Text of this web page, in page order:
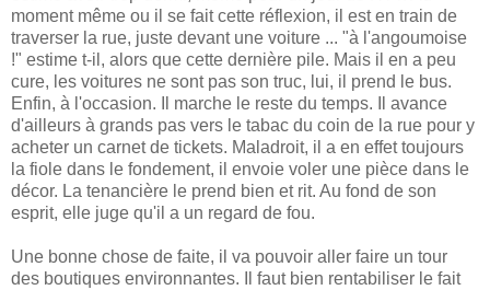
moment même ou il se fait cette réflexion, il est en train de
traverser la rue, juste devant une voiture ... "à l'angoumoise
!" estime t-il, alors que cette dernière pile. Mais il en a peu
cure, les voitures ne sont pas son truc, lui, il prend le bus.
Enfin, à l'occasion. Il marche le reste du temps. Il avance
d'ailleurs à grands pas vers le tabac du coin de la rue pour y
acheter un carnet de tickets. Maladroit, il a en effet toujours
la fiole dans le fondement, il envoie voler une pièce dans le
décor. La tenancière le prend bien et rit. Au fond de son
esprit, elle juge qu'il a un regard de fou.
Une bonne chose de faite, il va pouvoir aller faire un tour
des boutiques environnantes. Il faut bien rentabiliser le fait